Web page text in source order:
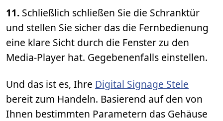
11. Schließlich schließen Sie die Schranktür
und stellen Sie sicher das die Fernbedienung
eine klare Sicht durch die Fenster zu den
Media-Player hat. Gegebenenfalls einstellen.
Und das ist es, Ihre Digital Signage Stele
bereit zum Handeln. Basierend auf den von
Ihnen bestimmten Parametern das Gehäuse